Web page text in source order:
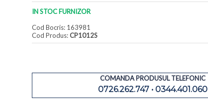
IN STOC FURNIZOR
Cod Bocris: 163981
Cod Produs:CP1012S
COMANDA PRODUSUL TELEFONIC
0726.262.747 • 0344.401.060